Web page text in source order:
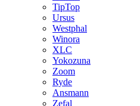
TipTop
Ursus
Westphal
Winora
XLC
Yokozuna
Zoom
Ryde
Ansmann
Zefal